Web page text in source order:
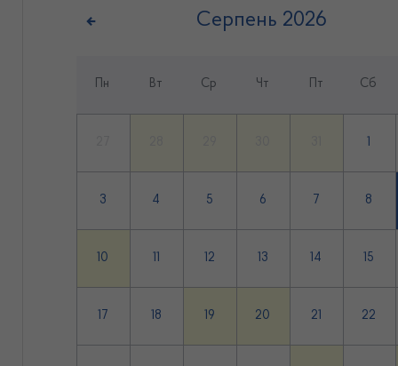
Серпень 2026
Пн Вт Ср Чт Пт Сб
1
3 4 5 6 7 8
10 11 12 13 14 15
17 18 19 20 21 22